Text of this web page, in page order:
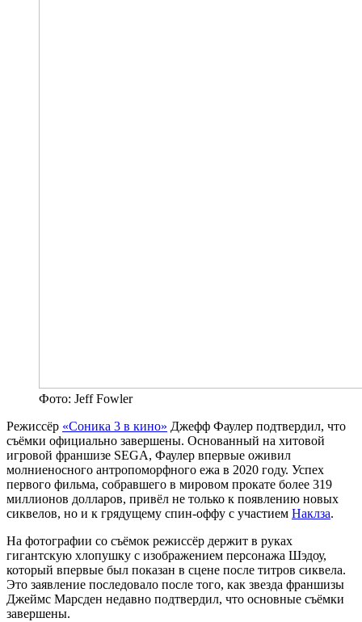
Фото: Jeff Fowler
Режиссёр «Соника 3 в кино» Джефф Фаулер подтвердил, что
съёмки официально завершены. Основанный на хитовой
игровой франшизе SEGA, Фаулер впервые оживил
молниеносного антропоморфного ежа в 2020 году. Успех
первого фильма, собравшего в мировом прокате более 319
миллионов долларов, привёл не только к появлению новых
сиквелов, но и к грядущему спин-оффу с участием Наклза.
На фотографии со съёмок режиссёр держит в руках
гигантскую хлопушку с изображением персонажа Шэдоу,
который впервые был показан в сцене после титров сиквела.
Это заявление последовало после того, как звезда франшизы
Джеймс Марсден недавно подтвердил, что основные съёмки
завершены.